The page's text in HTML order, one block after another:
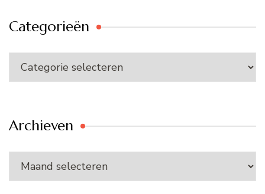
Categorieën
Categorieën
Archieven
Archieven